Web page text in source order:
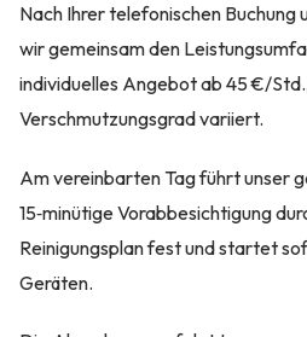
Nach Ihrer telefonischen
wir gemeinsam den
individuelles Angebot ab 45 €/
Verschmutzungsgrad variiert.
Am vereinbarten Tag führt unser
15‑minütige Vorabbesichtigung
Reinigungsplan fest und startet
Geräten.